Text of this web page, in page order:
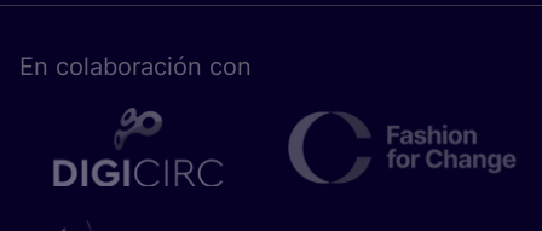
En cola­bo­ra­ción con